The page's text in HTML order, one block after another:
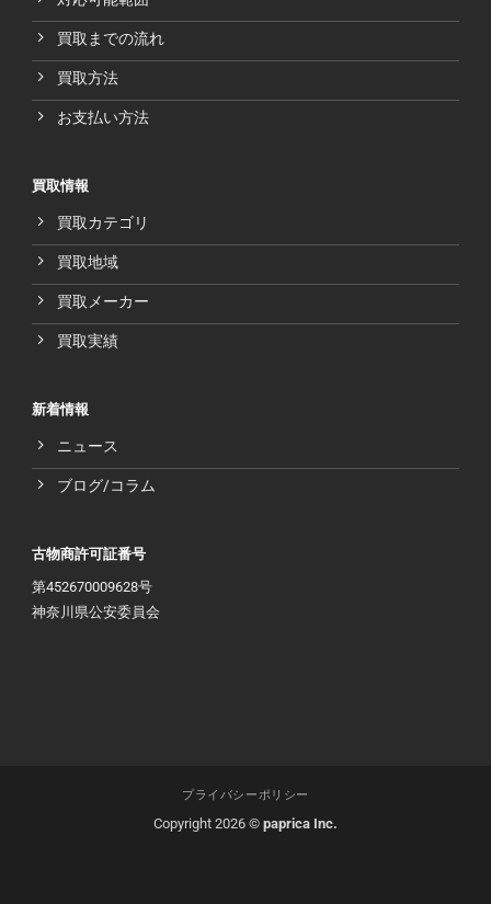
買取までの流れ
買取方法
お支払い方法
買取情報
買取カテゴリ
買取地域
買取メーカー
買取実績
新着情報
ニュース
ブログ/コラム
古物商許可証番号
第452670009628号
神奈川県公安委員会
プライバシーポリシー
Copyright 2026 © paprica Inc.